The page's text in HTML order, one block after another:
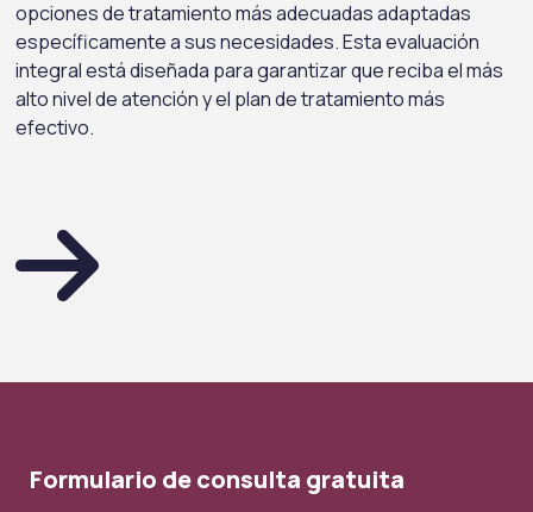
opciones de tratamiento más adecuadas adaptadas
específicamente a sus necesidades. Esta evaluación
integral está diseñada para garantizar que reciba el más
alto nivel de atención y el plan de tratamiento más
efectivo.
Formulario de consulta gratuita